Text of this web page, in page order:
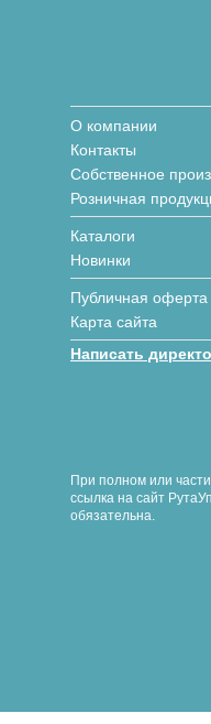
О компании
Контакты
Собственное
Розничная
Каталоги
Новинки
Публичная оферта
Карта сайта
Написать
При полном или
ссылка на сайт
обязательна.